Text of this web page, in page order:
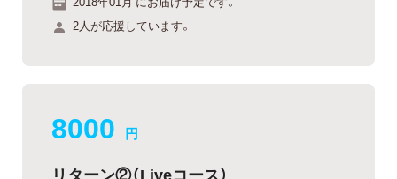
2人が応援しています。
8000 円
リターン②（Liveコース）